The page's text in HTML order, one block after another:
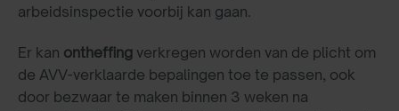
arbeidsinspectie voorbij kan gaan.
Er kan ontheffing verkregen worden van de plicht om
de AVV-verklaarde bepalingen toe te passen, ook
door bezwaar te maken binnen 3 weken na